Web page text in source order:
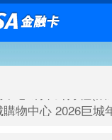
心 刷卡郵好禮(
有點東西第2波 刷
心 刷卡郵好禮(
物中心 2026巨城